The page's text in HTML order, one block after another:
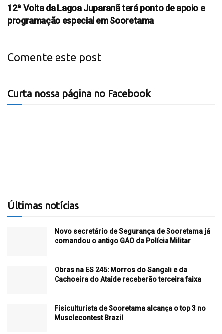
12ª Volta da Lagoa Juparanã terá ponto de apoio e
programação especial em Sooretama
Comente este post
Curta nossa página no Facebook
Últimas notícias
Novo secretário de Segurança de Sooretama já
comandou o antigo GAO da Polícia Militar
Obras na ES 245: Morros do Sangali e da
Cachoeira do Ataíde receberão terceira faixa
Fisiculturista de Sooretama alcança o top 3 no
Musclecontest Brazil